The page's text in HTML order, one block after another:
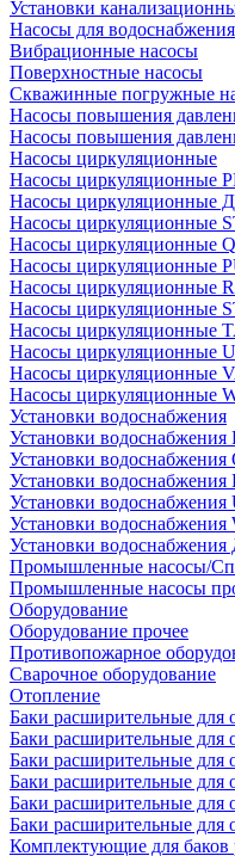
Установки
Насосы для водоснабжения
Вибрационные насосы
Поверхностные насосы
Скважинные погружные
Насосы повышения
Насосы повышения
Насосы циркуляционные
Насосы циркуляционные
Насосы
Насосы циркуляционные
Насосы циркуляционные
Насосы циркуляционные
Насосы циркуляционные
Насосы циркуляционные
Насосы циркуляционные
Насосы циркуляционные
Насосы циркуляционные
Насосы циркуляционные
Установки водоснабжения
Установки
Установки водоснабжения
Установки
Установки
Установки водоснабжения
Установки
Промышленные насосы/
Промышленные насосы
Оборудование
Оборудование прочее
Противопожарное
Сварочное оборудование
Отопление
Баки расширительные для
Баки расширительные для
Баки расширительные для
Баки расширительные для
Баки расширительные
Баки расширительные для
Комплектующие для